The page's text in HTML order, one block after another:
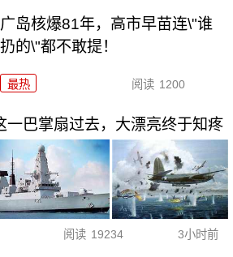
广岛核爆81年，高市早苗连\"谁
扔的\"都不敢提！
最热 阅读 1200
一巴掌扇过去，大漂亮终于知疼
阅读 19234 3小时前